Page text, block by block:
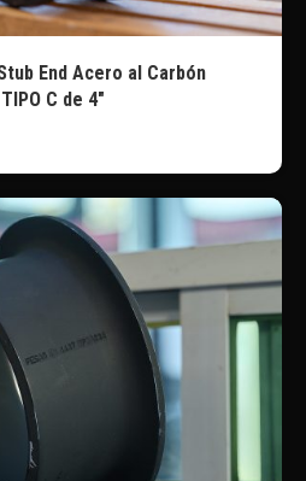
End Acero al Carbón
C de 4″